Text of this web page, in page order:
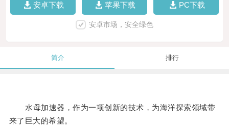
安卓下载 苹果下载 PC下载
安卓市场，安全绿色
简介 排行
水母加速器，作为一项创新的技术，为海洋探索领域带
来了巨大的希望。